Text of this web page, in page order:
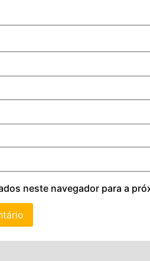
neste navegador para a